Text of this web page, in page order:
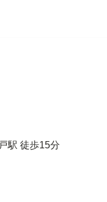
駅 徒歩15分